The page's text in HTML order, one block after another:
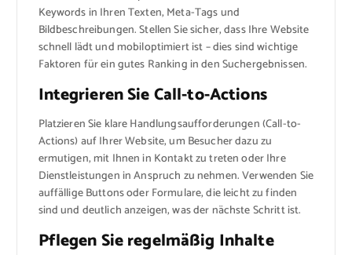
Keywords in Ihren Texten, Meta-Tags und
Bildbeschreibungen. Stellen Sie sicher, dass Ihre Website
schnell lädt und mobiloptimiert ist – dies sind wichtige
Faktoren für ein gutes Ranking in den Suchergebnissen.
Integrieren Sie Call-to-Actions
Platzieren Sie klare Handlungsaufforderungen (Call-to-
Actions) auf Ihrer Website, um Besucher dazu zu
ermutigen, mit Ihnen in Kontakt zu treten oder Ihre
Dienstleistungen in Anspruch zu nehmen. Verwenden Sie
auffällige Buttons oder Formulare, die leicht zu finden
sind und deutlich anzeigen, was der nächste Schritt ist.
Pflegen Sie regelmäßig Inhalte